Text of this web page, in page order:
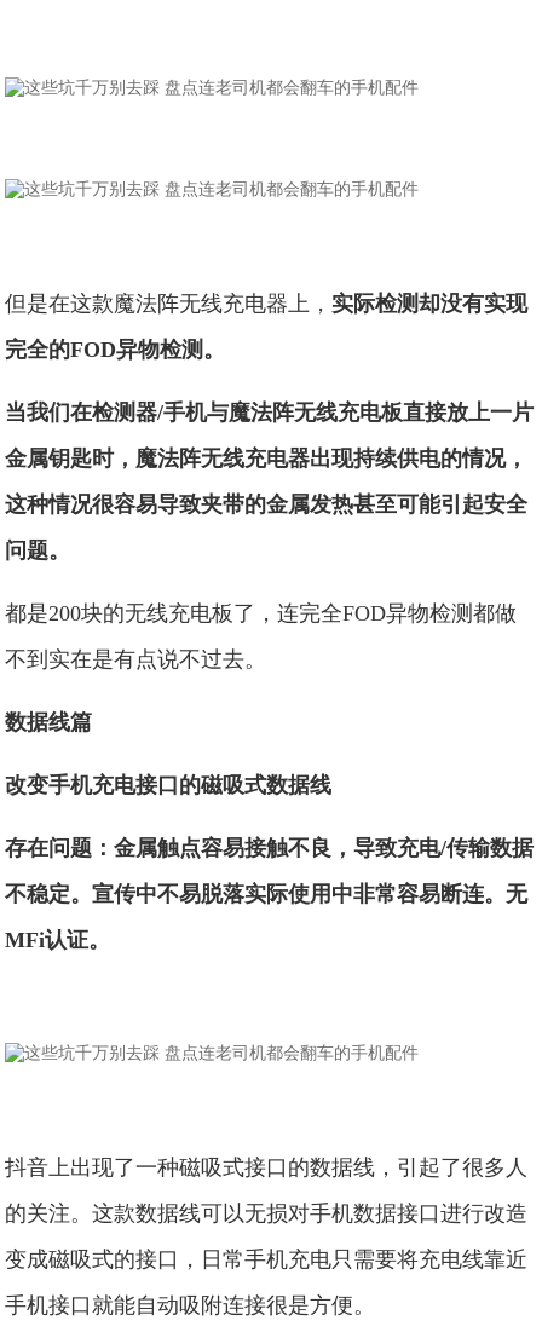
但是在这款魔法阵无线充电器上， 实际检测却没有实现
完全的FOD异物检测。
当我们在检测器/手机与魔法阵无线充电板直接放上一片
金属钥匙时，魔法阵无线充电器出现持续供电的情况，
这种情况很容易导致夹带的金属发热甚至可能引起安全
问题。
都是200块的无线充电板了，连完全FOD异物检测都做
不到实在是有点说不过去。
数据线篇
改变手机充电接口的磁吸式数据线
存在问题：金属触点容易接触不良，导致充电/传输数据
不稳定。宣传中不易脱落实际使用中非常容易断连。无
MFi认证。
抖音上出现了一种磁吸式接口的数据线，引起了很多人
的关注。这款数据线可以无损对手机数据接口进行改造
变成磁吸式的接口，日常手机充电只需要将充电线靠近
手机接口就能自动吸附连接很是方便。